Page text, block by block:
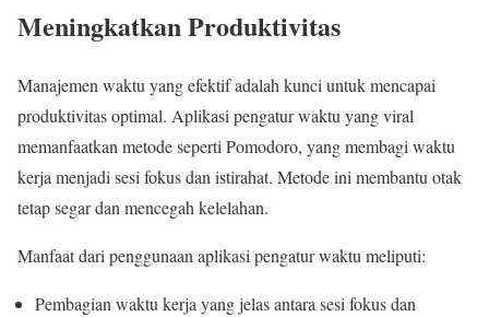
Meningkatkan Produktivitas
Manajemen waktu yang efektif adalah kunci untuk mencapai
produktivitas optimal. Aplikasi pengatur waktu yang viral
memanfaatkan metode seperti Pomodoro, yang membagi waktu
kerja menjadi sesi fokus dan istirahat. Metode ini membantu otak
tetap segar dan mencegah kelelahan.
Manfaat dari penggunaan aplikasi pengatur waktu meliputi:
Pembagian waktu kerja yang jelas antara sesi fokus dan